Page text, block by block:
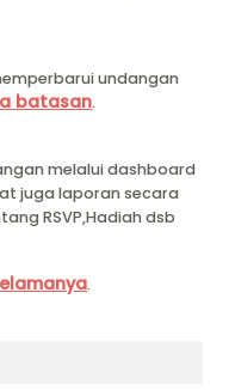
undangan
batasan.
melalui dashboard
juga laporan secara
RSVP,Hadiah dsb
.